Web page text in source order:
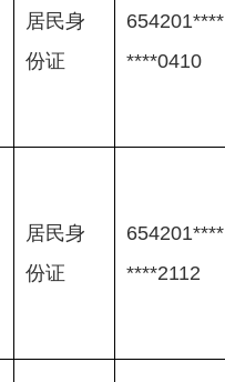
居民身
份证
654201****
****0410
居民身
份证
654201****
****2112